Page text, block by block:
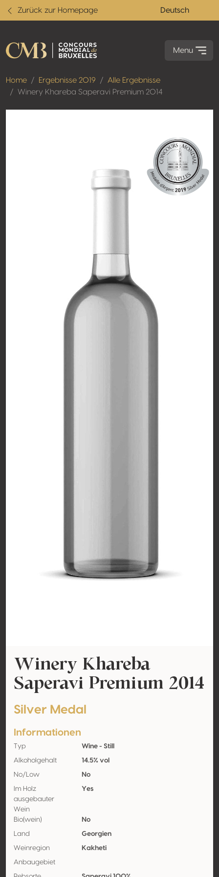
Zurück zur Homepage Deutsch
Menu
Home Ergebnisse 2019
Alle Ergebnisse
Winery Khareba Saperavi Premium 2014
Winery Khareba
Saperavi Premium 2014
Silver Medal
Informationen
Typ Wine - Still
Alkoholgehalt 14.5% vol
No/Low No
Im Holz
ausgebauter
Wein
Yes
Bio(wein) No
Land Georgien
Weinregion Kakheti
Anbaugebiet